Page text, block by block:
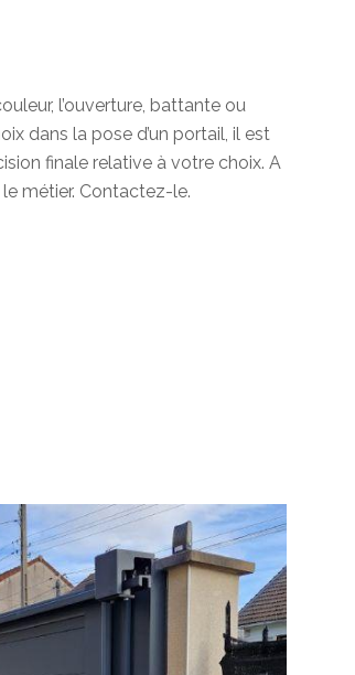
l’ouverture, battante ou
dans la pose d’un portail, il est
finale relative à votre choix. A
métier. Contactez-le.